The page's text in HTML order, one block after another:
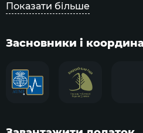
Показати більше
Засновники і